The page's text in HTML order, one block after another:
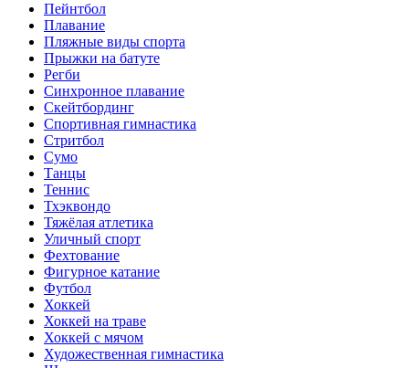
Пейнтбол
Плавание
Пляжные виды спорта
Прыжки на батуте
Регби
Синхронное плавание
Скейтбординг
Спортивная гимнастика
Стритбол
Сумо
Танцы
Теннис
Тхэквондо
Тяжёлая атлетика
Уличный спорт
Фехтование
Фигурное катание
Футбол
Хоккей
Хоккей на траве
Хоккей с мячом
Художественная гимнастика